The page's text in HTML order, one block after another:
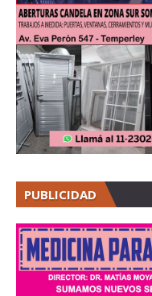
PUBLICIDAD